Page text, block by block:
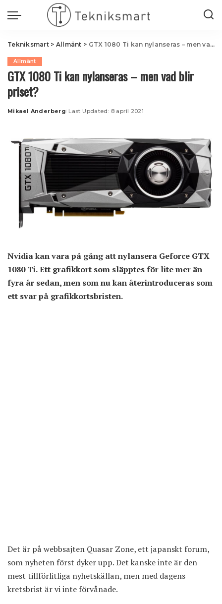
Tekniksmart> Allmänt > GTX 1080 Ti kan nylanseras – men vad blir priset?
Allmänt
GTX 1080 Ti kan nylanseras – men vad blir
priset?
Posted
Mikael Anderberg Last Updated: 8 april 2021
Nvidia kan vara på gång att nylansera Geforce GTX
1080 Ti. Ett grafikkort som släpptes för lite mer än
fyra år sedan, men som nu kan återintroduceras som
ett svar på grafikkortsbristen.
Det är på webbsajten Quasar Zone, ett japanskt forum,
som nyheten först dyker upp. Det kanske inte är den
mest tillförlitliga nyhetskällan, men med dagens
kretsbrist är vi inte förvånade.